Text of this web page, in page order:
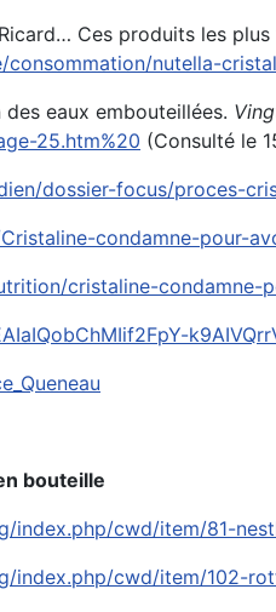
Ces produits les
nutella-
eaux embouteillées.
25.htm%20 (Consulté le
dossier-focus/proces-
condamne-pour-
cristaline-condamne-
bouteille
index.php/cwd/item/81-
index.php/cwd/item/102-